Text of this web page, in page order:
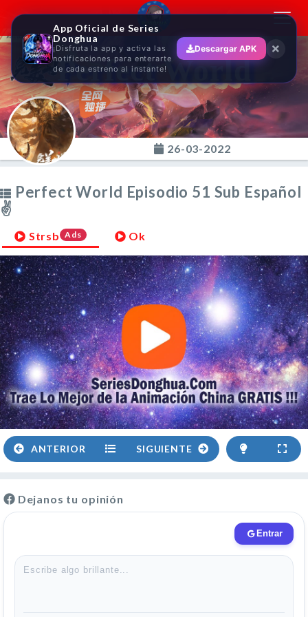
Perfect World
26-03-2022
Perfect World Episodio 51 Sub Español
✌
Strsb Ads Ok
ANTERIOR SIGUIENTE
Dejanos tu opinión
App Oficial de Series
Donghua
¡Disfruta la app y activa las
notificaciones para enterarte
de cada estreno al instante!
Descargar APK